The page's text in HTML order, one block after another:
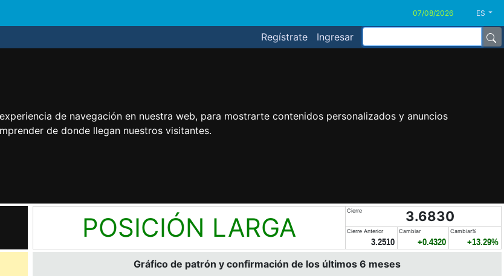
de navegación en nuestra web, para mostrarte contenidos personalizados y anuncios
de donde llegan nuestros visitantes.
ES
Regístrate Ingresar
POSICIÓN LARGA
Cierre 3.6830
Cierre Anterior
3.2510
Cambiar
+0.4320
Cambiar%
+13.29%
Gráfico de patrón y confirmación de los últimos 6 meses